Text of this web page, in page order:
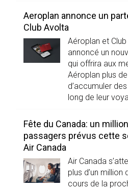
Aeroplan annonce un
Club Avolta
Aéroplan et
annoncé un
qui offrira aux
Aéroplan plus
d’accumuler
long de leur
Fête du Canada: un
passagers prévus cette
Air Canada
Air Canada
plus d’un
cours de la